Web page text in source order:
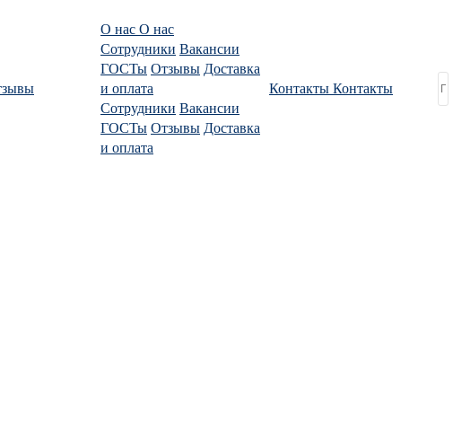
О нас О нас
Сотрудники Вакансии
ГОСТы Отзывы Доставка
и оплата
Сотрудники Вакансии
ГОСТы Отзывы Доставка
и оплата
Контакты Контакты